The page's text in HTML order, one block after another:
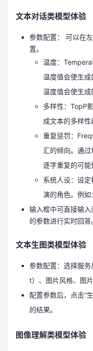
文本对话类模型体验
参数配置： 可以在
置。
温度：
温度值会使生
温度值会使生成
多样性：TopP
成文本的多样性
重复惩罚：
汇的倾向。通
逐字重复的可能
系统人设：设
演的角色。例如
输入框中可直接输
的参数进行实时回答
文本生图类模型体验
参数配置：选择服
t）、图片风格、图片
配置参数后，点击“
的结果。
图像理解类模型体验